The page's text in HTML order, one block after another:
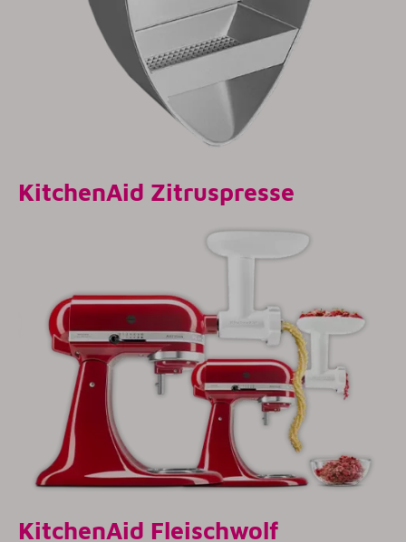
KitchenAid Zitruspresse
KitchenAid Fleischwolf